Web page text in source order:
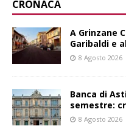
CRONACA
A Grinzane
Garibaldi e
8 Agosto 2026
Banca di
semestre:
8 Agosto 2026